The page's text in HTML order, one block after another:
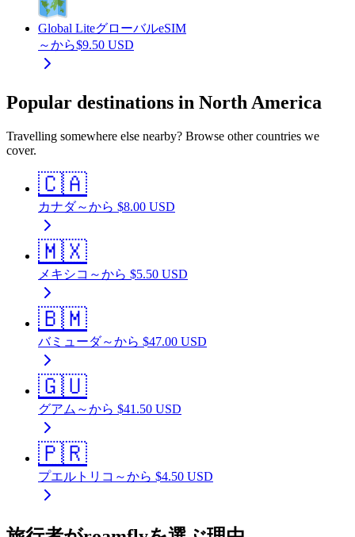
Global LiteグローバルeSIM
～から$9.50 USD
Popular destinations in North America
Travelling somewhere else nearby? Browse other countries we
cover.
🇨🇦
カナダ～から $8.00 USD
🇲🇽
メキシコ ～から $5.50 USD
🇧🇲
バミューダ～から $47.00 USD
🇬🇺
グアム ～から $41.50 USD
🇵🇷
プエルトリコ ～から $4.50 USD